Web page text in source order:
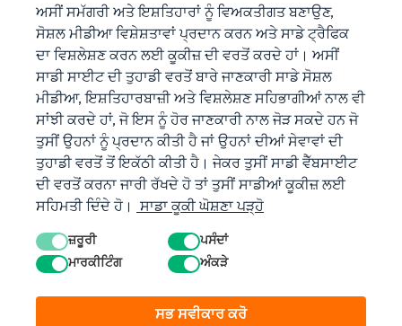
ਅਸੀਂ ਸਮੱਗਰੀ ਅਤੇ ਇਸ਼ਤਿਹਾਰਾਂ ਨੂੰ ਵਿਅਕਤੀਗਤ ਬਣਾਉਣ,
ਸੋਸ਼ਲ ਮੀਡੀਆ ਵਿਸ਼ੇਸ਼ਤਾਵਾਂ ਪ੍ਰਦਾਨ ਕਰਨ ਅਤੇ ਸਾਡੇ ਟ੍ਰੈਫਿਕ
ਦਾ ਵਿਸ਼ਲੇਸ਼ਣ ਕਰਨ ਲਈ ਕੂਕੀਜ਼ ਦੀ ਵਰਤੋਂ ਕਰਦੇ ਹਾਂ। ਅਸੀਂ
ਸਾਡੀ ਸਾਈਟ ਦੀ ਤੁਹਾਡੀ ਵਰਤੋਂ ਬਾਰੇ ਜਾਣਕਾਰੀ ਸਾਡੇ ਸੋਸ਼ਲ
ਮੀਡੀਆ, ਇਸ਼ਤਿਹਾਰਬਾਜ਼ੀ ਅਤੇ ਵਿਸ਼ਲੇਸ਼ਣ ਸਹਿਭਾਗੀਆਂ ਨਾਲ ਵੀ
ਸਾਂਝੀ ਕਰਦੇ ਹਾਂ, ਜੋ ਇਸ ਨੂੰ ਹੋਰ ਜਾਣਕਾਰੀ ਨਾਲ ਜੋੜ ਸਕਦੇ ਹਨ ਜੋ
ਤੁਸੀਂ ਉਹਨਾਂ ਨੂੰ ਪ੍ਰਦਾਨ ਕੀਤੀ ਹੈ ਜਾਂ ਉਹਨਾਂ ਦੀਆਂ ਸੇਵਾਵਾਂ ਦੀ
ਤੁਹਾਡੀ ਵਰਤੋਂ ਤੋਂ ਇਕੱਠੀ ਕੀਤੀ ਹੈ। ਜੇਕਰ ਤੁਸੀਂ ਸਾਡੀ ਵੈੱਬਸਾਈਟ
ਦੀ ਵਰਤੋਂ ਕਰਨਾ ਜਾਰੀ ਰੱਖਦੇ ਹੋ ਤਾਂ ਤੁਸੀਂ ਸਾਡੀਆਂ ਕੂਕੀਜ਼ ਲਈ
ਸਹਿਮਤੀ ਦਿੰਦੇ ਹੋ। ਸਾਡਾ ਕੂਕੀ ਘੋਸ਼ਣਾ ਪੜ੍ਹੋ
ਜ਼ਰੂਰੀ
ਪਸੰਦਾਂ
ਮਾਰਕੀਟਿੰਗ
ਅੰਕੜੇ
ਸਭ ਸਵੀਕਾਰ ਕਰੋ
© 2026 ਮੈਟੀਫਿਕ। ਸਾਰੇ ਹੱਕ ਰਾਖਵੇਂ ਹਨ।